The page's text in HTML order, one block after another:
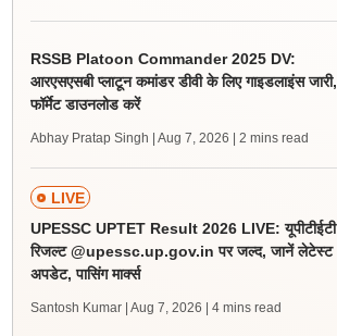
RSSB Platoon Commander 2025 DV:
आरएसएसबी प्लाटून कमांडर डीवी के लिए गाइडलाइंस जारी,
फॉर्मेट डाउनलोड करें
Abhay Pratap Singh | Aug 7, 2026 | 2 mins read
LIVE
UPESSC UPTET Result 2026 LIVE: यूपीटीईटी
रिजल्ट @upessc.up.gov.in पर जल्द, जानें लेटेस्ट
अपडेट, पासिंग मार्क्स
Santosh Kumar | Aug 7, 2026 | 4 mins read